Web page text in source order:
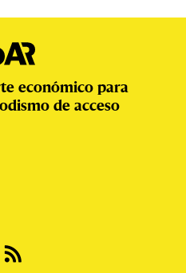
económico para
de acceso